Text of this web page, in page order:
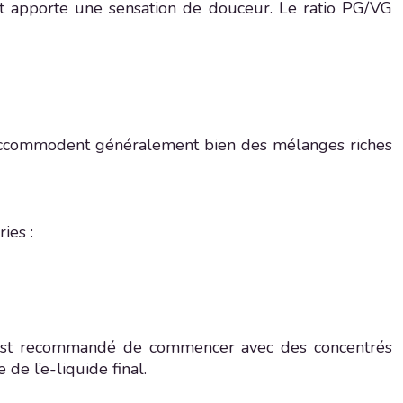
une sensation de douceur. Le ratio PG/VG
généralement bien des mélanges riches
:
de commencer avec des concentrés
de l’e-liquide final.